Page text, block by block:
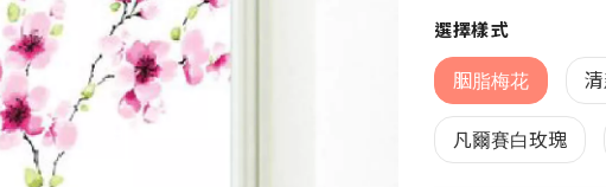
選擇樣式
胭脂梅花
凡爾賽白玫瑰